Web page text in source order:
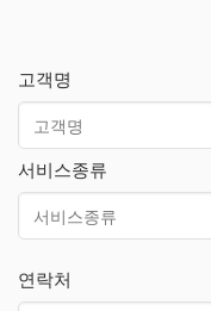
고객명
서비스종류
연락처